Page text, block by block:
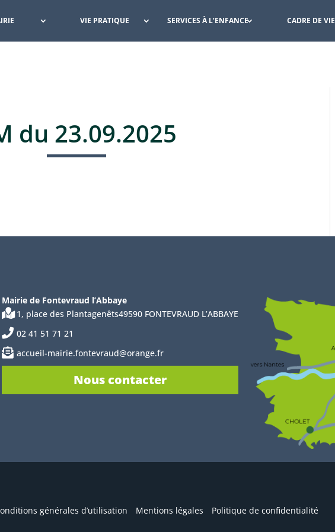
VIE PRATIQUE SERVICES À L’ENFANCE CADRE DE VIE
du 23.09.2025
Mairie de Fontevraud l’Abbaye
1, place des Plantagenêts49590 FONTEVRAUD L’ABBAYE
02 41 51 71 21
accueil-mairie.fontevraud@orange.fr
Nous contacter
générales d’utilisation Mentions légales Politique de confidentialité